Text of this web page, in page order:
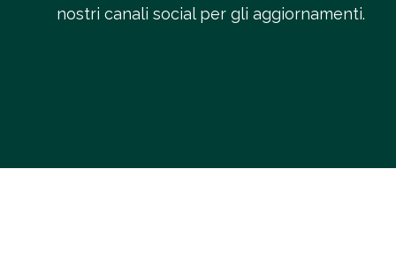
nostri canali social per gli aggiornamenti.